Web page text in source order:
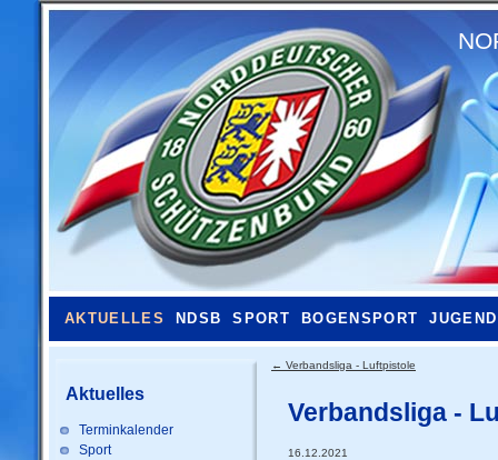
AKTUELLES NDSB SPORT BOGENSPORT JUGEND
Aktuelles
Terminkalender
Sport
← Verbandsliga - Luftpistole
Verbandsliga -
16.12.2021